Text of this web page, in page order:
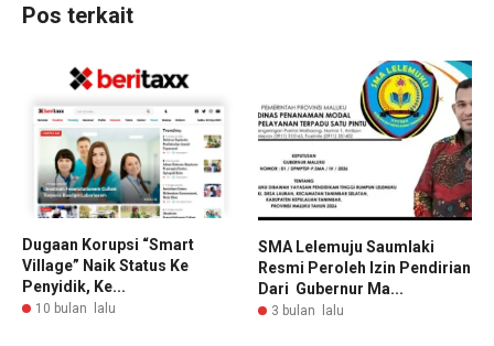
Pos terkait
Dugaan Korupsi “Smart
Village” Naik Status Ke
Penyidik, Ke...
10 bulan lalu
SMA Lelemuju Saumlaki
Resmi Peroleh Izin Pendirian
Dari Gubernur Ma...
3 bulan lalu